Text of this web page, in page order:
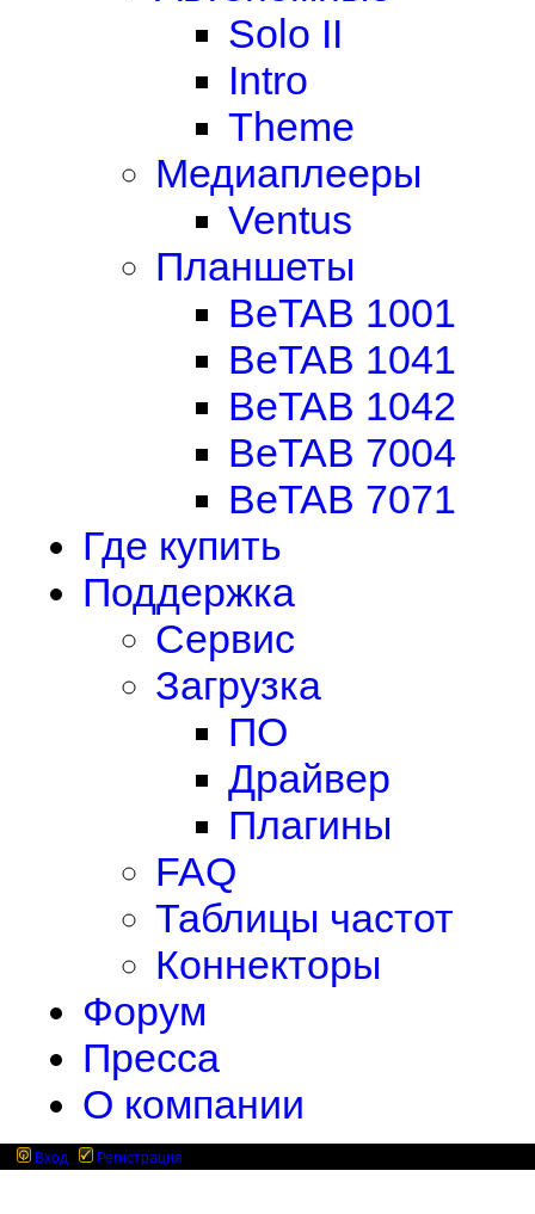
Solo II
Intro
Theme
Медиаплееры
Ventus
Планшеты
BeTAB 1001
BeTAB 1041
BeTAB 1042
BeTAB 7004
BeTAB 7071
Где купить
Поддержка
Сервис
Загрузка
ПО
Драйвер
Плагины
FAQ
Таблицы частот
Коннекторы
Форум
Пресса
О компании
Вход Регистрация